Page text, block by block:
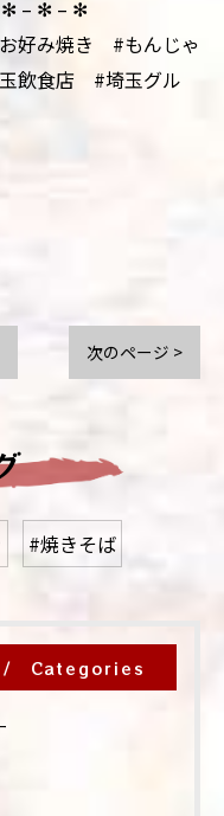
– ✻ – ✻
好み焼き #もんじゃ
飲食店 #埼玉グル
次のページ >
#焼きそば
Categories